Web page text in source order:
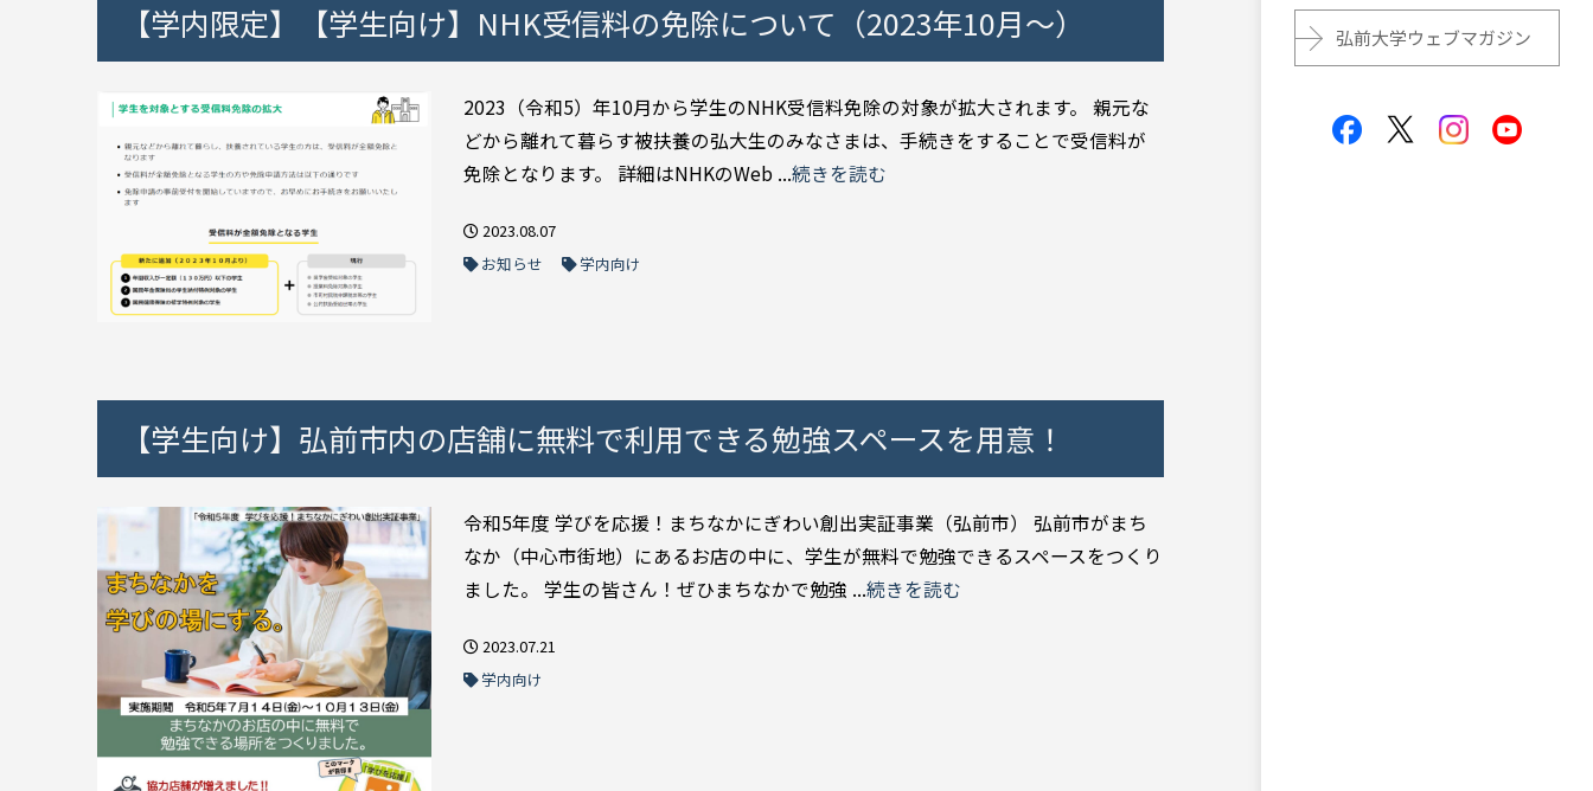
【学内限定】【学生向け】NHK受信料の免除について（2023年10月～）
2023（令和5）年10月から学生のNHK受信料免除の対象が拡大されます。 親元な
どから離れて暮らす被扶養の弘大生のみなさまは、手続きをすることで受信料が
免除となります。 詳細はNHKのWeb ...続きを読む
2023.08.07
お知らせ
学内向け
【学生向け】弘前市内の店舗に無料で利用できる勉強スペースを用意！
令和5年度 学びを応援！まちなかにぎわい創出実証事業（弘前市） 弘前市がまち
なか（中心市街地）にあるお店の中に、学生が無料で勉強できるスペースをつくり
ました。 学生の皆さん！ぜひまちなかで勉強 ...続きを読む
2023.07.21
学内向け
弘前大学ウェブマガジン